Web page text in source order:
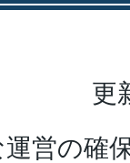
更
営の確